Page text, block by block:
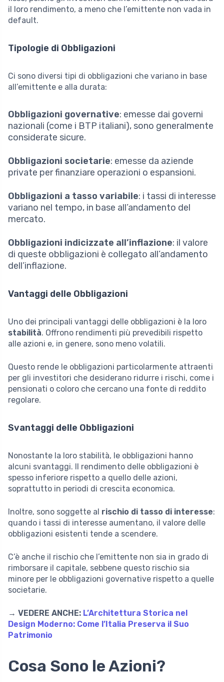
il loro rendimento, a meno che l’emittente non vada in
default.
Tipologie di Obbligazioni
Ci sono diversi tipi di obbligazioni che variano in base
all’emittente e alla durata:
Obbligazioni governative: emesse dai governi
nazionali (come i BTP italiani), sono generalmente
considerate sicure.
Obbligazioni societarie: emesse da aziende
private per finanziare operazioni o espansioni.
Obbligazioni a tasso variabile: i tassi di interesse
variano nel tempo, in base all’andamento del
mercato.
Obbligazioni indicizzate all’inflazione: il valore
di queste obbligazioni è collegato all’andamento
dell’inflazione.
Vantaggi delle Obbligazioni
Uno dei principali vantaggi delle obbligazioni è la loro
stabilità. Offrono rendimenti più prevedibili rispetto
alle azioni e, in genere, sono meno volatili.
Questo rende le obbligazioni particolarmente attraenti
per gli investitori che desiderano ridurre i rischi, come i
pensionati o coloro che cercano una fonte di reddito
regolare.
Svantaggi delle Obbligazioni
Nonostante la loro stabilità, le obbligazioni hanno
alcuni svantaggi. Il rendimento delle obbligazioni è
spesso inferiore rispetto a quello delle azioni,
soprattutto in periodi di crescita economica.
Inoltre, sono soggette al rischio di tasso di interesse:
quando i tassi di interesse aumentano, il valore delle
obbligazioni esistenti tende a scendere.
C’è anche il rischio che l’emittente non sia in grado di
rimborsare il capitale, sebbene questo rischio sia
minore per le obbligazioni governative rispetto a quelle
societarie.
→ VEDERE ANCHE: L’Architettura Storica nel
Design Moderno: Come l’Italia Preserva il Suo
Patrimonio
Cosa Sono le Azioni?